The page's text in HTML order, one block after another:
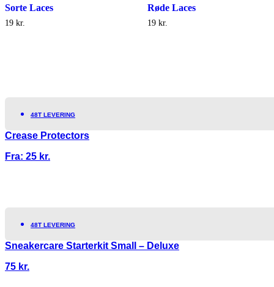
Sorte Laces
19 kr.
Røde Laces
19 kr.
48T LEVERING
Crease Protectors
Fra: 25 kr.
48T LEVERING
Sneakercare Starterkit Small – Deluxe
75 kr.